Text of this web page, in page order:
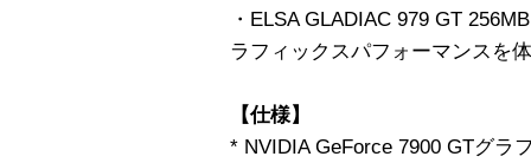
・ELSA GLADIAC 979 GT
ラフィックスパフォーマンスを
【仕様】
* NVIDIA GeForce 7900 GTグラ